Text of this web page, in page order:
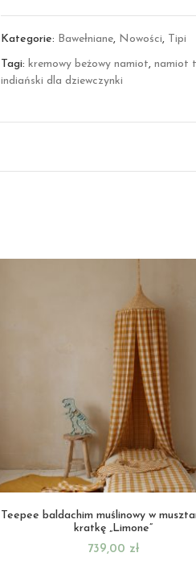
Kategorie: Bawełniane, Nowości, Tipi
Tagi: kremowy beżowy namiot, namiot
indiański dla dziewczynki
Teepee baldachim muślinowy w
kratkę „Limone”
739,00 zł